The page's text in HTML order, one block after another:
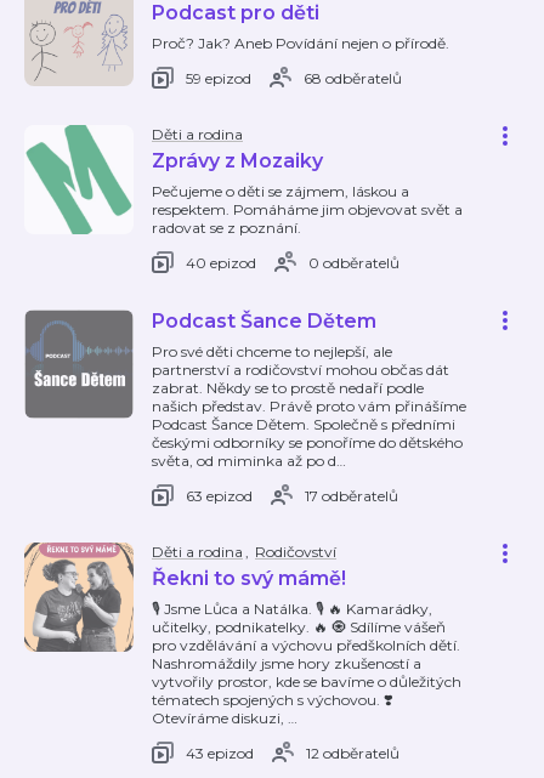
Podcast pro děti
Proč? Jak? Aneb Povídání nejen o přírodě.
59 epizod
68 odběratelů
Děti a rodina
Zprávy z Mozaiky
Pečujeme o děti se zájmem, láskou a
respektem. Pomáháme jim objevovat svět a
radovat se z poznání.
40 epizod
0 odběratelů
Podcast Šance Dětem
Pro své děti chceme to nejlepší, ale
partnerství a rodičovství mohou občas dát
zabrat. Někdy se to prostě nedaří podle
našich představ. Právě proto vám přinášíme
Podcast Šance Dětem. Společně s předními
českými odborníky se ponoříme do dětského
světa, od miminka až po d…
63 epizod
17 odběratelů
Děti a rodina , Rodičovství
Řekni to svý mámě!
🎙️ Jsme Lůca a Natálka. 🎙️ 🔥 Kamarádky,
učitelky, podnikatelky. 🔥 🧿 Sdílíme vášeň
pro vzdělávání a výchovu předškolních dětí.
Nashromáždily jsme hory zkušeností a
vytvořily prostor, kde se bavíme o důležitých
tématech spojených s výchovou. ❣️
Otevíráme diskuzi, …
43 epizod
12 odběratelů